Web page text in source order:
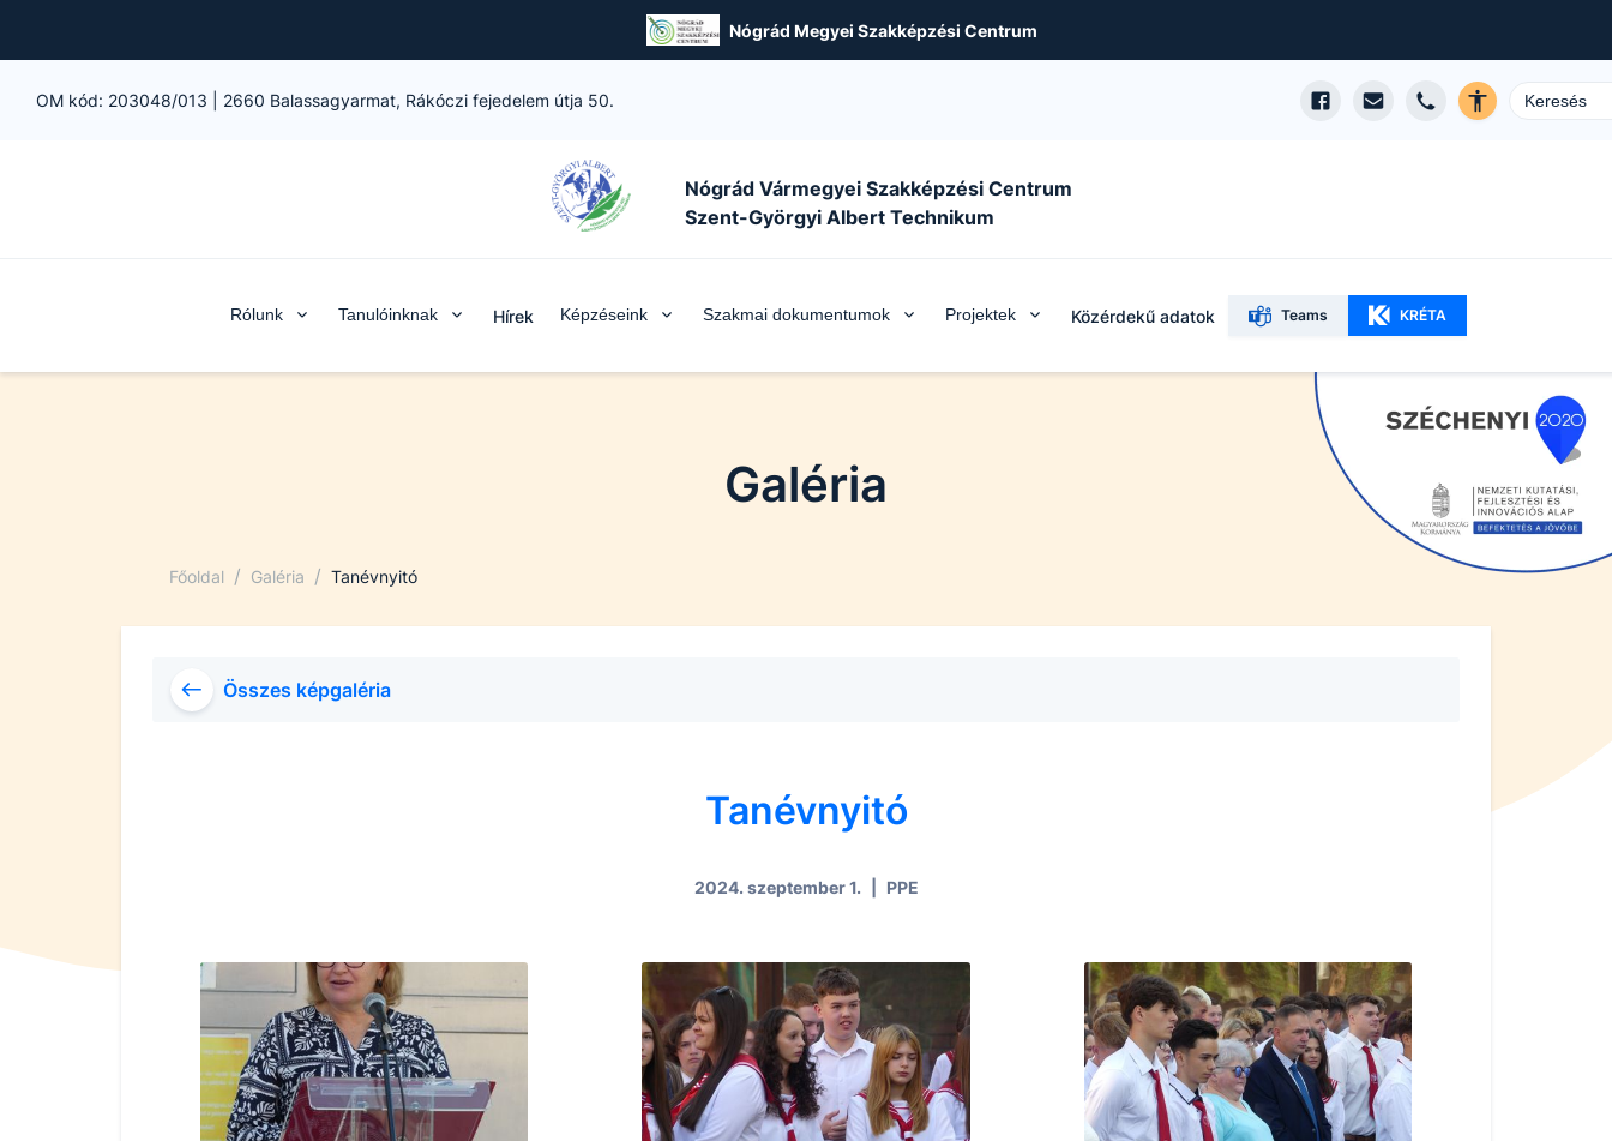
Nógrád Megyei Szakképzési Centrum
OM kód: 203048/013 2660 Balassagyarmat, Rákóczi fejedelem útja 50.
Nógrád Vármegyei Szakképzési Centrum
Szent-Györgyi Albert Technikum
Rólunk Tanulóinknak Hírek Képzéseink Szakmai dokumentumok Projektek Közérdekű adatok Teams KRÉTA
Galéria
Főoldal / Galéria / Tanévnyitó
Összes képgaléria
Tanévnyitó
2024. szeptember 1. PPE